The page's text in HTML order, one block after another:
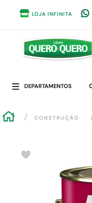
LOJA INFINITA
DEPARTAMENTOS
CONSTRUÇÃO